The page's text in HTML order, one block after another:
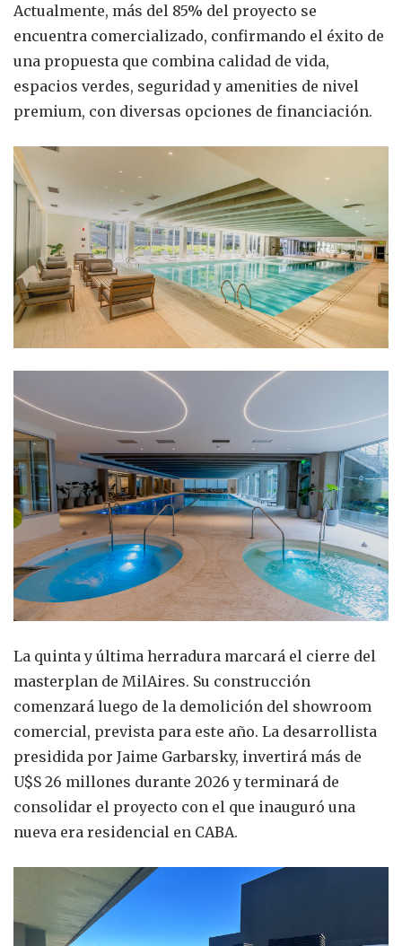
Actualmente, más del 85% del proyecto se
encuentra comercializado, confirmando el éxito de
una propuesta que combina calidad de vida,
espacios verdes, seguridad y amenities de nivel
premium, con diversas opciones de financiación.
La quinta y última herradura marcará el cierre del
masterplan de MilAires. Su construcción
comenzará luego de la demolición del showroom
comercial, prevista para este año. La desarrollista
presidida por Jaime Garbarsky, invertirá más de
U$S 26 millones durante 2026 y terminará de
consolidar el proyecto con el que inauguró una
nueva era residencial en CABA.